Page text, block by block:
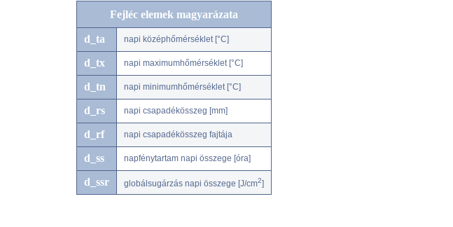
Fejléc elemek magyarázata
d_ta napi középhőmérséklet [°C]
d_tx napi maximumhőmérséklet [°C]
d_tn napi minimumhőmérséklet [°C]
d_rs napi csapadékösszeg [mm]
d_rf napi csapadékösszeg fajtája
d_ss napfénytartam napi összege [óra]
d_ssr globálsugárzás napi összege [J/cm2]